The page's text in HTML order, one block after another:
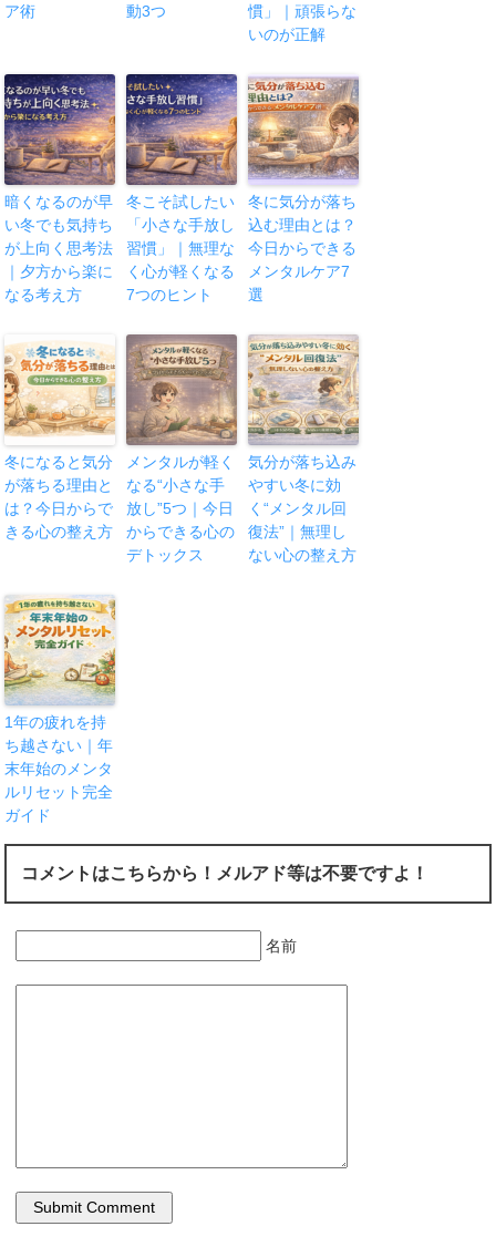
ア術
動3つ
慣」｜頑張らな
いのが正解
暗くなるのが早
い冬でも気持ち
が上向く思考法
｜夕方から楽に
なる考え方
冬こそ試したい
「小さな手放し
習慣」｜無理な
く心が軽くなる
7つのヒント
冬に気分が落ち
込む理由とは？
今日からできる
メンタルケア7
選
冬になると気分
が落ちる理由と
は？今日からで
きる心の整え方
メンタルが軽く
なる“小さな手
放し”5つ｜今日
からできる心の
デトックス
気分が落ち込み
やすい冬に効
く“メンタル回
復法”｜無理し
ない心の整え方
1年の疲れを持
ち越さない｜年
末年始のメンタ
ルリセット完全
ガイド
コメントはこちらから！メルアド等は不要ですよ！
名前